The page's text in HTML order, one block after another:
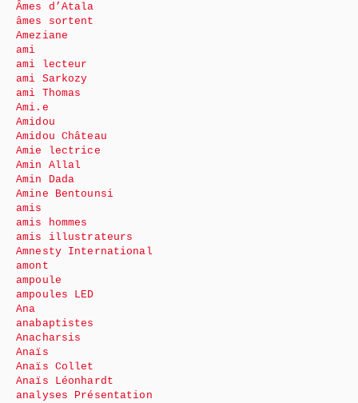
Âmes d’Atala
âmes sortent
Ameziane
ami
ami lecteur
ami Sarkozy
ami Thomas
Ami.e
Amidou
Amidou Château
Amie lectrice
Amin Allal
Amin Dada
Amine Bentounsi
amis
amis hommes
amis illustrateurs
Amnesty International
amont
ampoule
ampoules LED
Ana
anabaptistes
Anacharsis
Anaïs
Anaïs Collet
Anaïs Léonhardt
analyses Présentation